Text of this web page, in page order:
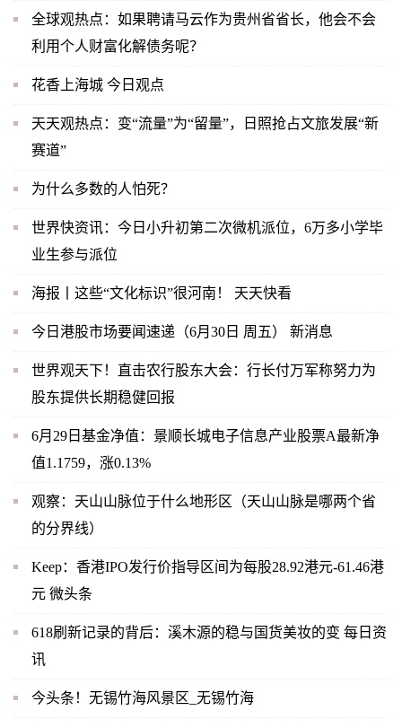
全球观热点：如果聘请马云作为贵州省省长，他会不会
利用个人财富化解债务呢？
花香上海城 今日观点
天天观热点：变“流量”为“留量”，日照抢占文旅发展“新
赛道”
为什么多数的人怕死？
世界快资讯：今日小升初第二次微机派位，6万多小学毕
业生参与派位
海报丨这些“文化标识”很河南！ 天天快看
今日港股市场要闻速递（6月30日 周五） 新消息
世界观天下！直击农行股东大会：行长付万军称努力为
股东提供长期稳健回报
6月29日基金净值：景顺长城电子信息产业股票A最新净
值1.1759，涨0.13%
观察：天山山脉位于什么地形区（天山山脉是哪两个省
的分界线）
Keep：香港IPO发行价指导区间为每股28.92港元-61.46港
元 微头条
618刷新记录的背后：溪木源的稳与国货美妆的变 每日资
讯
今头条！无锡竹海风景区_无锡竹海